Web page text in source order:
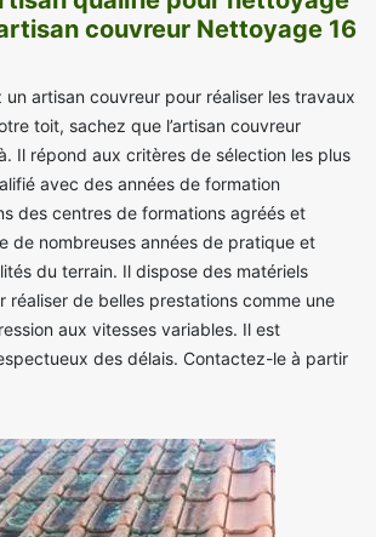
couvreur Nettoyage 16
un artisan couvreur pour réaliser les travaux
toit, sachez que l’artisan couvreur
Il répond aux critères de sélection les plus
avec des années de formation
des centres de formations agréés et
de nombreuses années de pratique et
du terrain. Il dispose des matériels
réaliser de belles prestations comme une
aux vitesses variables. Il est
des délais. Contactez-le à partir